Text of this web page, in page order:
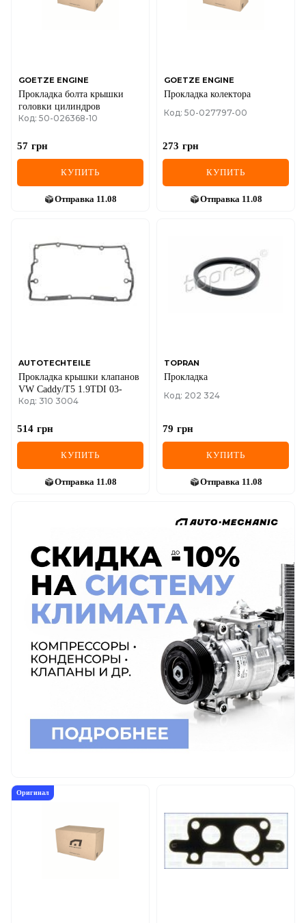
GOETZE ENGINE
Прокладка болта крышки
головки цилиндров
Код: 50-026368-10
57 грн
КУПИТЬ
Отправка 11.08
GOETZE ENGINE
Прокладка колектора
Код: 50-027797-00
273 грн
КУПИТЬ
Отправка 11.08
AUTOTECHTEILE
Прокладка крышки клапанов
VW Caddy/T5 1.9TDI 03-
Код: 310 3004
514 грн
КУПИТЬ
Отправка 11.08
TOPRAN
Прокладка
Код: 202 324
79 грн
КУПИТЬ
Отправка 11.08
Оригинал